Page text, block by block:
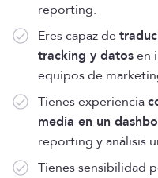
reporting.
Eres capaz de
tracking y datosen
equipos de
Tienes experiencia
media en un
reporting y análisis
Tienes sensibilidad